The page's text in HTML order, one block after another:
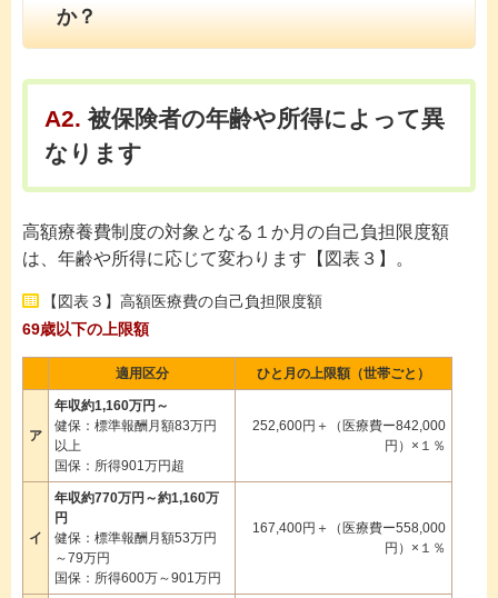
か？
A2.被保険者の年齢や所得によって異
なります
高額療養費制度の対象となる１か月の自己負担限度額
は、年齢や所得に応じて変わります【図表３】。
【図表３】高額医療費の自己負担限度額
69歳以下の上限額
適用区分 ひと月の上限額（世帯ごと）
ア
年収約1,160万円～
健保：標準報酬月額83万円
以上
国保：所得901万円超
252,600円＋（医療費ー842,000
円）×１％
イ
年収約770万円～約1,160万
円
健保：標準報酬月額53万円
～79万円
国保：所得600万～901万円
167,400円＋（医療費ー558,000
円）×１％